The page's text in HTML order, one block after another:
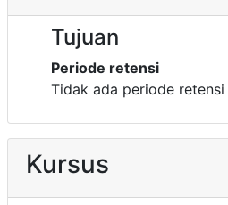
Tujuan
Periode retensi
Tidak ada periode
Kursus